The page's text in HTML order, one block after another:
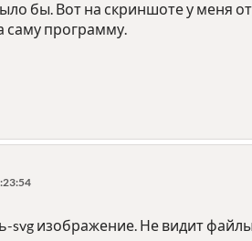
бы. Вот на скриншоте у меня
саму программу.
изображение. Не видит